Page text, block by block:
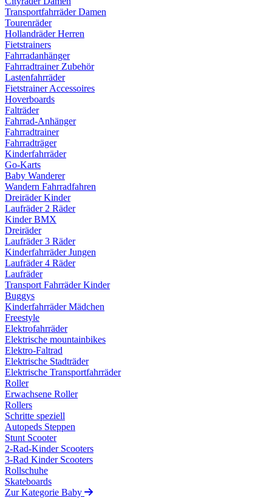
Transportfahrräder Damen
Tourenräder
Hollandräder Herren
Fietstrainers
Fahrradanhänger
Fahrradtrainer Zubehör
Lastenfahrräder
Fietstrainer Accessoires
Hoverboards
Falträder
Fahrrad-Anhänger
Fahrradtrainer
Fahrradträger
Kinderfahrräder
Go-Karts
Baby Wanderer
Wandern Fahrradfahren
Dreiräder Kinder
Laufräder 2 Räder
Kinder BMX
Dreiräder
Laufräder 3 Räder
Kinderfahrräder Jungen
Laufräder 4 Räder
Laufräder
Transport Fahrräder Kinder
Buggys
Kinderfahrräder Mädchen
Freestyle
Elektrofahrräder
Elektrische mountainbikes
Elektro-Faltrad
Elektrische Stadträder
Elektrische Transportfahrräder
Roller
Erwachsene Roller
Rollers
Schritte speziell
Autopeds Steppen
Stunt Scooter
2-Rad-Kinder Scooters
3-Rad Kinder Scooters
Rollschuhe
Skateboards
Zur Kategorie Baby